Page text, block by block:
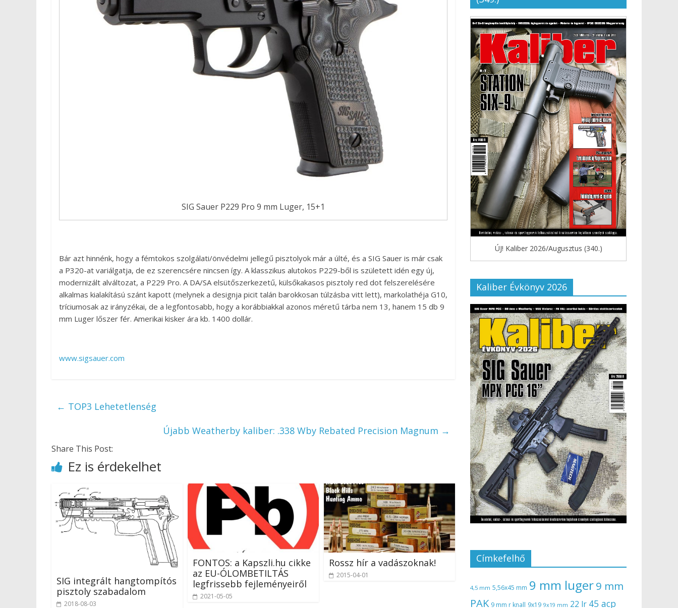
SIG Sauer P229 Pro 9 mm Luger, 15+1
Bár azt hinnénk, hogy a fémtokos szolgálati/önvédelmi jellegű pisztolyok már a últé, és a SIG Sauer is már csak
a P320-at variálgatja, de ez szerencsére nincsen így. A klasszikus alutokos P229-ből is született idén egy új,
modernizált alváltozat, a P229 Pro. A DA/SA elsütőszerkezetű, külsőkakasos pisztoly red dot felszerelésére
alkalmas kialakítású szánt kapott (melynek a designja picit talán barokkosan túlzásba vitt lett), markolathéja G10,
tríciumosak az irányzékai, de a legfontosabb, hogy a korábbiakkal azonos méretű tárba nem 13, hanem 15 db 9
mm Luger lőszer fér. Amerikai kisker ára kb. 1400 dollár.
www.sigsauer.com
← TOP3 Lehetetlenség
Újabb Weatherby kaliber: .338 Wby Rebated Precision Magnum →
Share This Post:
Ez is érdekelhet
SIG integrált hangtompítós
pisztoly szabadalom
2018-08-03
FONTOS: a Kapszli.hu cikke
az EU-ÓLOMBETILTÁS
legfrissebb fejleményeiről
2021-05-05
Rossz hír a vadászoknak!
2015-04-01
ÚJ! Kaliber 2026/Augusztus (340.)
Kaliber Évkönyv 2026
Címkefelhő
4,5 mm 5,56x45 mm 9 mm luger9 mm
PAK 9 mm r knall 9x19 9x19 mm 22 lr 45 acp